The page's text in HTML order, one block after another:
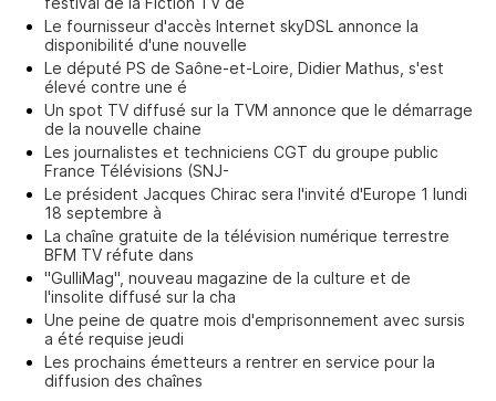
Le fournisseur d'accès Internet skyDSL annonce la
disponibilité d'une nouvelle
Le député PS de Saône-et-Loire, Didier Mathus, s'est
élevé contre une é
Un spot TV diffusé sur la TVM annonce que le démarrage
de la nouvelle chaine
Les journalistes et techniciens CGT du groupe public
France Télévisions (SNJ-
Le président Jacques Chirac sera l'invité d'Europe 1 lundi
18 septembre à
La chaîne gratuite de la télévision numérique terrestre
BFM TV réfute dans
"GulliMag", nouveau magazine de la culture et de
l'insolite diffusé sur la cha
Une peine de quatre mois d'emprisonnement avec sursis
a été requise jeudi
Les prochains émetteurs a rentrer en service pour la
diffusion des chaînes